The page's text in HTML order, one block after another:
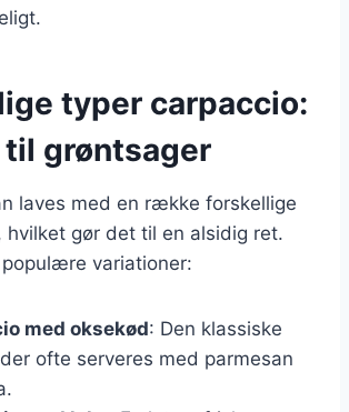
typer carpaccio:
til grøntsager
laves med en række forskellige
hvilket gør det til en alsidig ret.
variationer:
med oksekød: Den klassiske
ofte serveres med parmesan